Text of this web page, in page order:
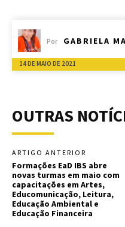
Por GABRIELA
14 DE MAIO DE 2021
OUTRAS
ARTIGO ANTERIOR
Formações EaD IBS abre
novas turmas em maio com
capacitações em Artes,
Educomunicação, Leitura,
Educação Ambiental e
Educação Financeira